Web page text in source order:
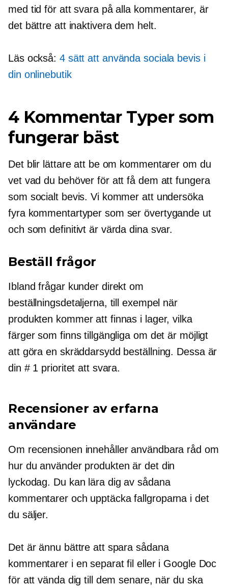
med tid för att svara på alla kommentarer, är
det bättre att inaktivera dem helt.
Läs också: 4 sätt att använda sociala bevis i
din onlinebutik
4 Kommentar Typer som
fungerar bäst
Det blir lättare att be om kommentarer om du
vet vad du behöver för att få dem att fungera
som socialt bevis. Vi kommer att undersöka
fyra kommentartyper som ser övertygande ut
och som definitivt är värda dina svar.
Beställ frågor
Ibland frågar kunder direkt om
beställningsdetaljerna, till exempel när
produkten kommer att finnas i lager, vilka
färger som finns tillgängliga om det är möjligt
att göra en skräddarsydd beställning. Dessa är
din # 1 prioritet att svara.
Recensioner av erfarna
användare
Om recensionen innehåller användbara råd om
hur du använder produkten är det din
lyckodag. Du kan lära dig av sådana
kommentarer och upptäcka fallgroparna i det
du säljer.
Det är ännu bättre att spara sådana
kommentarer i en separat fil eller i Google Doc
för att vända dig till dem senare, när du ska